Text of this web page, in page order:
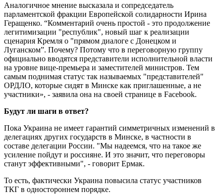
Аналогичное мнение высказала и сопредседатель
парламентской фракции Европейской солидарности Ирина
Геращенко. “Комментарий очень простой - это продолжение
легитимизации "республик", новый шаг к реализации
сценария Кремля о "прямом диалоге с Донецком и
Луганском”. Почему? Потому что в переговорную группу
официально вводятся представители исполнительной власти
на уровне вице-премьера и заместителей министров. Тем
самым поднимая статус так называемых "представителей"
ОРДЛО, которые сидят в Минске как приглашенные, а не
участники», - заявила она на своей странице в Facebook.
Будут ли шаги в ответ?
Пока Украина не имеет гарантий симметричных изменений в
делегациях других государств в Минске, в частности в
составе делегации России. "Мы надеемся, что на такое же
усиление пойдут и россияне. И это значит, что переговоры
станут эффективными", - говорит Ермак.
То есть, фактически Украина повысила статус участников
ТКГ в одностороннем порядке.